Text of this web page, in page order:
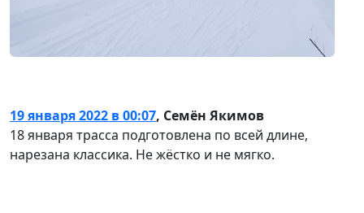
19 января 2022 в 00:07, Семён Якимов
18 января трасса подготовлена по всей длине,
нарезана классика. Не жёстко и не мягко.